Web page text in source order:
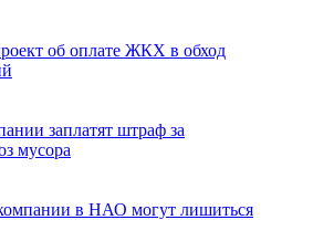
об оплате ЖКХ в обход
заплатят штраф за
мусора
в НАО могут лишиться